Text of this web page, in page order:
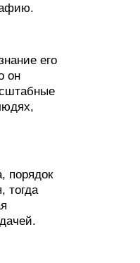
его
он
порядок
тогда